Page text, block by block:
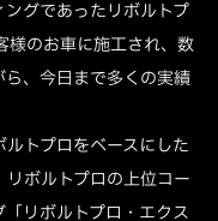
グであったリボルトプ
様のお車に施工され、数
ら、今日まで多くの実績
トプロをベースにした
ボルトプロの上位コー
リボルトプロ・エクス